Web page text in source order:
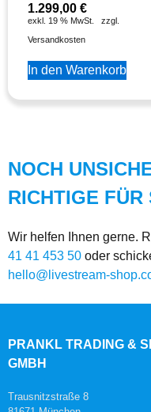
1.299,00 €
exkl. 19 % MwSt.
zzgl.
Versandkosten
In den Warenkorb
NOCH
RICHTIGE FÜR
Wir helfen Ihnen gerne.
41 41 453 50 oder
hello@livestream-
PRANKL TRADING &
GMBH
Trausnitzstraße 8